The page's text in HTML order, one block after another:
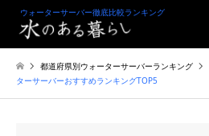
ウォーターサーバー徹底比較ランキング
都道府県別ウォーターサーバーランキング
ターサーバーおすすめランキングTOP5